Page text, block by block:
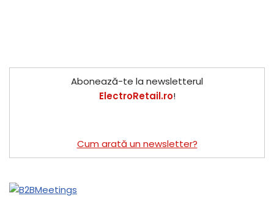
Abonează-te la newsletterul
ElectroRetail.ro!
Cum arată un newsletter?